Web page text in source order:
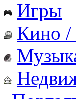
Игры
Кино /